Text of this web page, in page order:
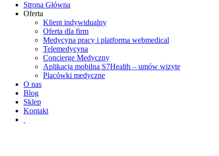
Strona Główna
Oferta
Klient indywidualny
Oferta dla firm
Medycyna pracy i platforma webmedical
Telemedycyna
Concierge Medyczny
Aplikacja mobilna S7Health – umów wizytę
Placówki medyczne
O nas
Blog
Sklep
Kontakt